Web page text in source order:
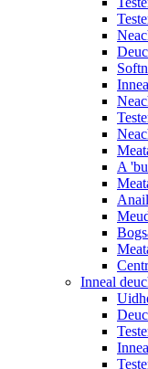
A
Inneal